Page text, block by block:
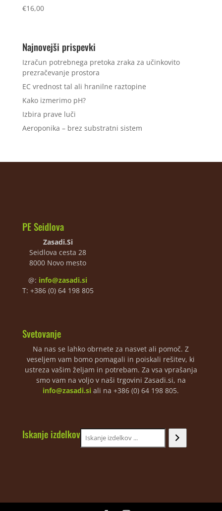
€16,00
Najnovejši prispevki
Izračun potrebnega pretoka zraka za učinkovito
prezračevanje prostora
EC vrednost tal ali hranilne raztopine
Kako izmerimo pH?
Izbira prave luči
Aeroponika – brez substratni sistem
PE Seidlova
Zasadi.Si
Seidlova cesta 28
8000 Novo mesto
@: info@zasadi.si
T: +386 (0) 64 198 805
Svetovanje
Na nas se lahko obrnete za nasvet ali pomoč. Z
veseljem vam bomo pomagali in poiskali rešitev, ki
ustreza vašim željam in potrebam. Za vsa vprašanja
smo vam na voljo v naši trgovini Zasadi.si, na
info@zasadi.si ali na +386 (0) 64 198 805.
Iskanje izdelkov